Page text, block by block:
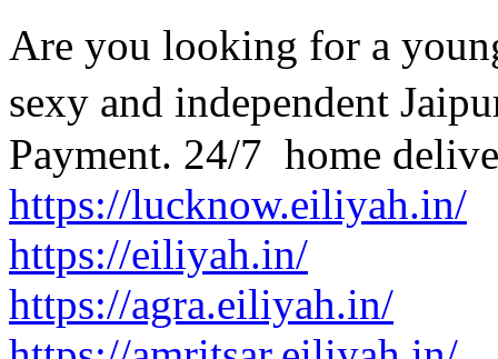
Are you looking for a
sexy and independent
Payment. 24/7 home
https://lucknow.eiliyah.in/
https://eiliyah.in/
https://agra.eiliyah.in/